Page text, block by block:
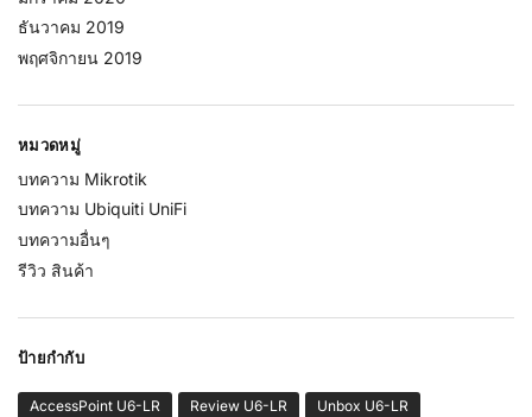
ธันวาคม 2019
พฤศจิกายน 2019
หมวดหมู่
บทความ Mikrotik
บทความ Ubiquiti UniFi
บทความอื่นๆ
รีวิว สินค้า
ป้ายกำกับ
AccessPoint U6-LR Review U6-LR Unbox U6-LR